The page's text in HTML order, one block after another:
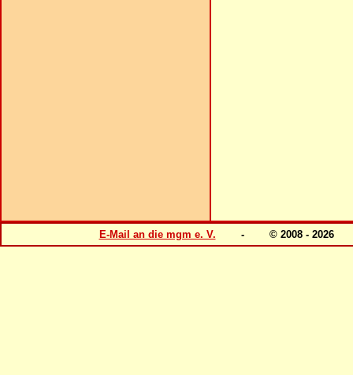
E-Mail an die mgm e. V. - © 2008 -